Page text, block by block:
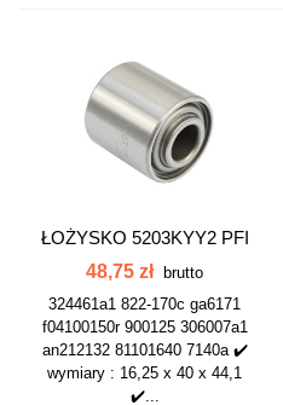
ŁOŻYSKO 5203KYY2 PFI
324461A1...
48,75 zł brutto
324461a1 822-170c ga6171
f04100150r 900125 306007a1
an212132 81101640 7140a ✔️
wymiary : 16,25 x 40 x 44,1
✔️...